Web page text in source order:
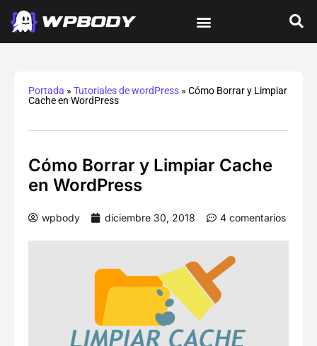
Portada »Tutoriales de wordPress »Cómo Borrar y Limpiar
Cache en WordPress
Cómo Borrar y Limpiar Cache
en WordPress
wpbody diciembre 30, 2018 4 comentarios